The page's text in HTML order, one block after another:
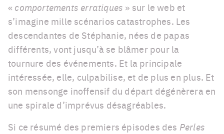
« comportements erratiques » sur le web et
s’imagine mille scénarios catastrophes. Les
descendantes de Stéphanie, nées de papas
différents, vont jusqu’à se blâmer pour la
tournure des événements. Et la principale
intéressée, elle, culpabilise, et de plus en plus. Et
son mensonge inoffensif du départ dégénèrera en
une spirale d’imprévus désagréables.
Si ce résumé des premiers épisodes des Perles